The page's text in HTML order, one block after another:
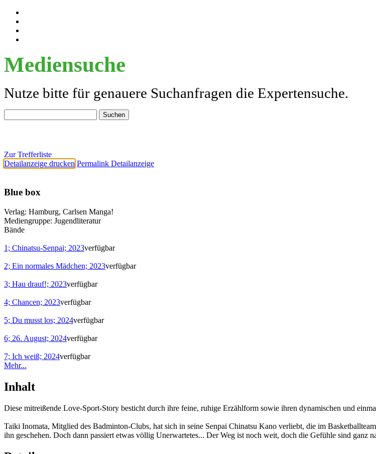
Mediensuche
Nutze bitte für genauere Suchanfragen die Expertensuche.
Zur Trefferliste
Detailanzeige drucken Permalink Detailanzeige
Blue box
Verlag: Hamburg, Carlsen Manga!
Mediengruppe: Jugendliteratur
Bände
1; Chinatsu-Senpai; 2023verfügbar
2; Ein normales Mädchen; 2023verfügbar
3; Hau drauf!; 2023verfügbar
4; Chancen; 2023verfügbar
5; Du musst los; 2024verfügbar
6; 26. August; 2024verfügbar
7; Ich weiß; 2024verfügbar
Mehr...
Inhalt
Diese mitreißende Love-Sport-Story besticht durch ihre feine, ruhige Erzählform sowie ihren dynamischen und
Taiki Inomata, Mitglied des Badminton-Clubs, hat sich in seine Senpai Chinatsu Kano verliebt, die im
ihn geschehen. Doch dann passiert etwas völlig Unerwartetes... Der Weg ist noch weit, doch die Gefühle sind ganz